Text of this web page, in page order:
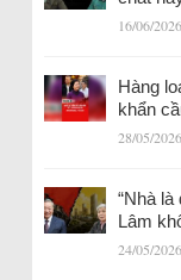
16/06/2026
Hàng
khẩn
28/05/2026
“Nhà
Lâm
24/05/2026